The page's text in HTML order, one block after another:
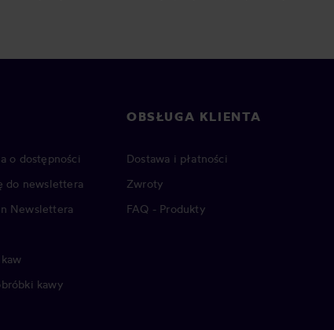
o dostępności
do newslettera
Newslettera
kawy
OBSŁUGA KLIENTA
Dostawa i płatności
Zwroty
FAQ - Produkty